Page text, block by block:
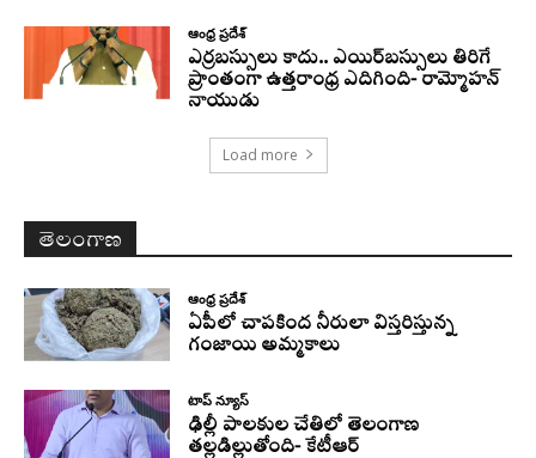
ఆంధ్ర ప్రదేశ్
ఎర్రబస్సులు కాదు.. ఎయిర్‌బస్సులు తిరిగే
ప్రాంతంగా ఉత్తరాంధ్ర ఎదిగింది- రామ్మోహన్
నాయుడు
Load more
తెలంగాణ
ఆంధ్ర ప్రదేశ్
ఏపీలో చాపకింద నీరులా విస్తరిస్తున్న
గంజాయి అమ్మకాలు
టాప్ న్యూస్
ఢిల్లీ పాలకుల చేతిలో తెలంగాణ
తల్లడిల్లుతోంది- కేటీఆర్